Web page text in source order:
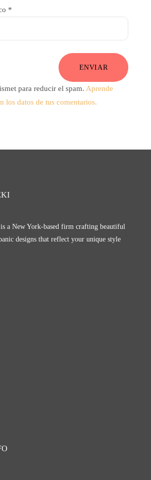
*
ENVIAR
para reducir el spam. Aprende
los datos de tus comentarios.
a New York-based firm crafting beautiful
designs that reflect your unique style